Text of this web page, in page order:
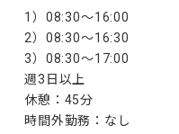
1）08:30～16:00
2）08:30～16:30
3）08:30～17:00
週3日以上
休憩：45分
時間外勤務：なし